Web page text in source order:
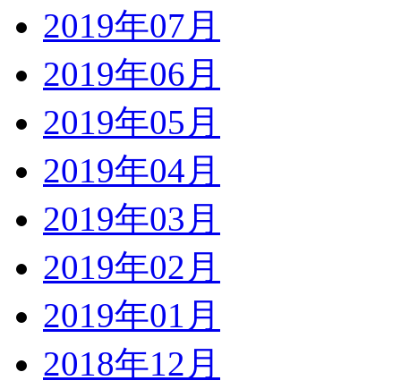
2019年07月
2019年06月
2019年05月
2019年04月
2019年03月
2019年02月
2019年01月
2018年12月